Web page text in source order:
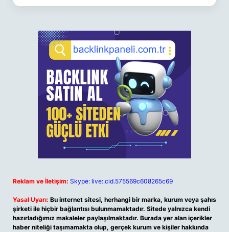
Reklam ve İletişim: Skype: live:.cid.575569c608265c69
Yasal Uyarı: Bu internet sitesi, herhangi bir marka, kurum veya şahıs
şirketi ile hiçbir bağlantısı bulunmamaktadır. Sitede yalnızca kendi
hazırladığımız makaleler paylaşılmaktadır. Burada yer alan içerikler
haber niteliği taşımamakta olup, gerçek kurum ve kişiler hakkında